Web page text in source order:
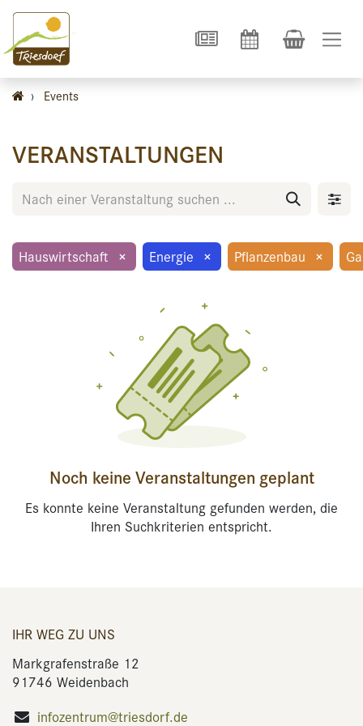
› Events
VERANSTALTUNGEN
Hauswirtschaft × Energie × Pflanzenbau ×
Noch keine Veranstaltungen geplant
Es konnte keine Veranstaltung gefunden werden, die
Ihren Suchkriterien entspricht.
IHR WEG ZU UNS
Markgrafenstraße 12
91746 Weidenbach
infozentrum@triesdorf.de